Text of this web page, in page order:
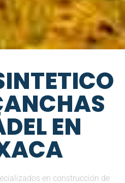
EN
en construcción de